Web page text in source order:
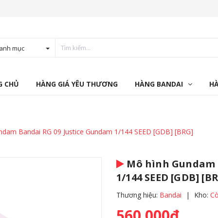
mục
CHỦ HÀNG GIÁ YÊU THƯƠNG HÀNG BANDAI
Bandai RG 09 Justice Gundam 1/144 SEED [GDB] [BRG]
Mô hình Gundam
1/144 SEED [GDB]
Thương hiệu: Bandai | Kho: